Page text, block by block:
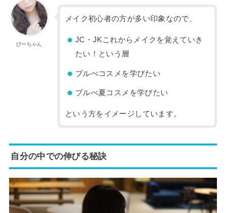
ぴーちゃん
メイク初心者の方が多い印象なので、
JC・JKこれからメイクを覚えていき
たい！という層
ブルべコスメを学びたい
ブルべ夏コスメを学びたい
という方をイメージしています。
自分の中での伸びる秘訣